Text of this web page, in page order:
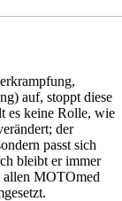
auf, stoppt diese
es keine Rolle, wie
der
passt sich
bleibt er immer
allen MOTOmed